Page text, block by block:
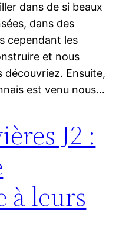
dans de si beaux
dans des
cependant les
et nous
découvriez. Ensuite,
est venu nous…
J2 :
à leurs